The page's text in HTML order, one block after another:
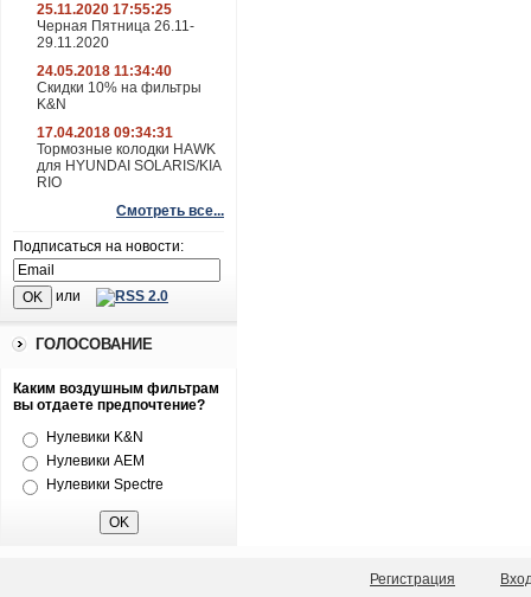
25.11.2020 17:55:25
Черная Пятница 26.11-
29.11.2020
24.05.2018 11:34:40
Скидки 10% на фильтры
K&N
17.04.2018 09:34:31
Тормозные колодки HAWK
для HYUNDAI SOLARIS/KIA
RIO
Смотреть все...
Подписаться на новости:
или
ГОЛОСОВАНИЕ
Каким воздушным фильтрам
вы отдаете предпочтение?
Нулевики K&N
Нулевики AEM
Нулевики Spectre
Регистрация